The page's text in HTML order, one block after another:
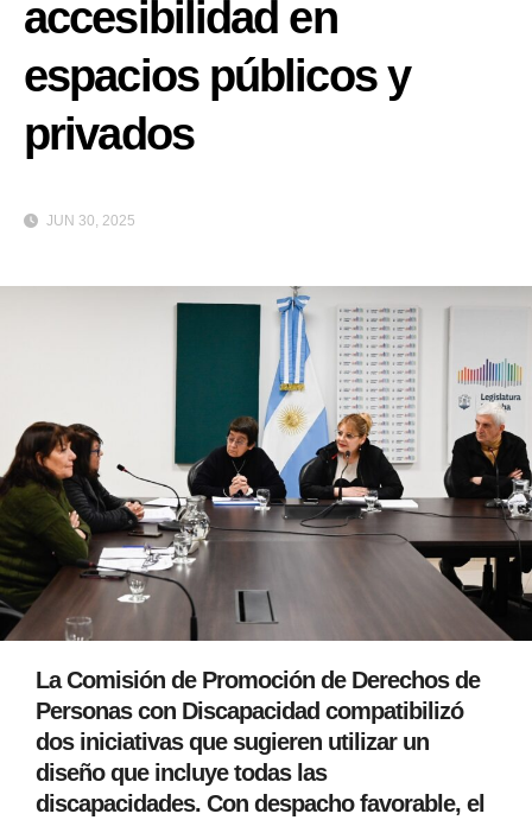
accesibilidad en
espacios públicos y
privados
JUN 30, 2025
La Comisión de Promoción de Derechos de
Personas con Discapacidad compatibilizó
dos iniciativas que sugieren utilizar un
diseño que incluye todas las
discapacidades. Con despacho favorable, el